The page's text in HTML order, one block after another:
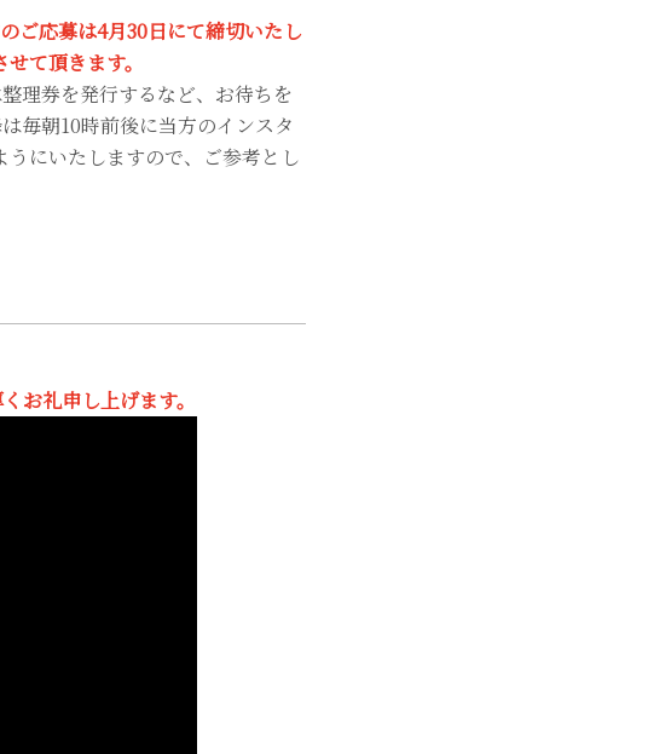
ご応募は4月30日にて締切いたし
て頂きます。
理券を発行するなど、お待ちを
毎朝10時前後に当方のインスタ
にいたしますので、ご参考とし
お礼申し上げます。